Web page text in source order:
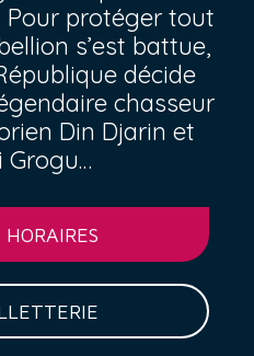
protéger tout
s’est battue,
décide
chasseur
Din Djarin et
Grogu…
HORAIRES